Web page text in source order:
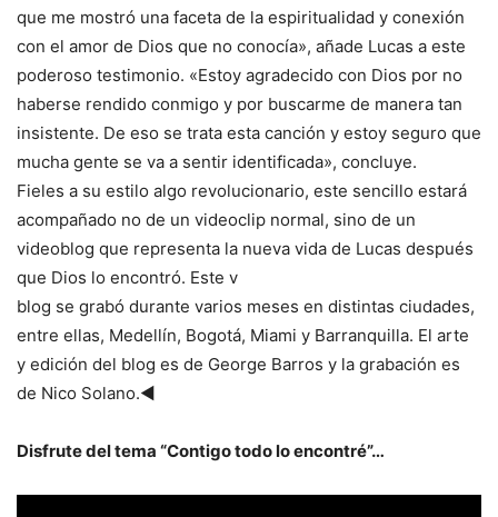
que me mostró una faceta de la espiritualidad y conexión
con el amor de Dios que no conocía», añade Lucas a este
poderoso testimonio. «Estoy agradecido con Dios por no
haberse rendido conmigo y por buscarme de manera tan
insistente. De eso se trata esta canción y estoy seguro que
mucha gente se va a sentir identificada», concluye.
Fieles a su estilo algo revolucionario, este sencillo estará
acompañado no de un videoclip normal, sino de un
videoblog que representa la nueva vida de Lucas después
que Dios lo encontró. Este v
blog se grabó durante varios meses en distintas ciudades,
entre ellas, Medellín, Bogotá, Miami y Barranquilla. El arte
y edición del blog es de George Barros y la grabación es
de Nico Solano.◄
Disfrute del tema “Contigo todo lo encontré”…